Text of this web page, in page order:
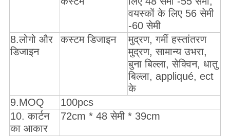
वयस्कों के लिए 56 सेमी
-60 सेमी
8.लोगो और
डिजाइन
कस्टम डिजाइन
मुद्रण, गर्मी हस्तांतरण
मुद्रण, सामान्य उभरा,
बुना बिल्ला, सेक्विन, धातु
बिल्ला, appliqué, ect
के
9.MOQ
100pcs
10. कार्टन
का आकार
72cm * 48 सेमी * 39cm